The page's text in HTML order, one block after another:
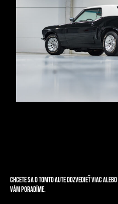
Chcete sa o tomto aute dozvedieť viac
vám poradíme.